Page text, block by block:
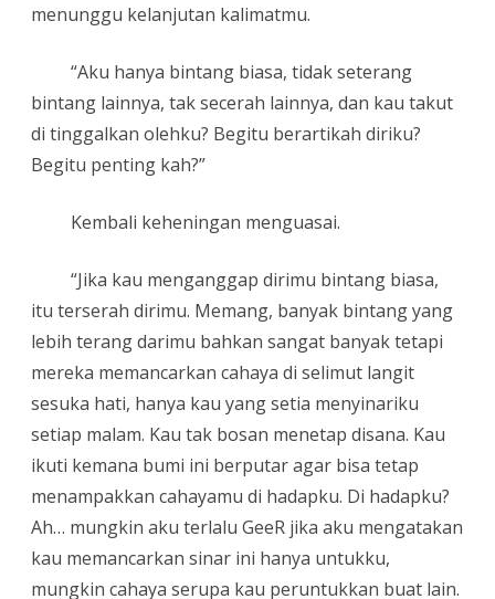
menunggu kelanjutan kalimatmu.
“Aku hanya bintang biasa, tidak seterang
bintang lainnya, tak secerah lainnya, dan kau takut
di tinggalkan olehku? Begitu berartikah diriku?
Begitu penting kah?”
Kembali keheningan menguasai.
“Jika kau menganggap dirimu bintang biasa,
itu terserah dirimu. Memang, banyak bintang yang
lebih terang darimu bahkan sangat banyak tetapi
mereka memancarkan cahaya di selimut langit
sesuka hati, hanya kau yang setia menyinariku
setiap malam. Kau tak bosan menetap disana. Kau
ikuti kemana bumi ini berputar agar bisa tetap
menampakkan cahayamu di hadapku. Di hadapku?
Ah… mungkin aku terlalu GeeR jika aku mengatakan
kau memancarkan sinar ini hanya untukku,
mungkin cahaya serupa kau peruntukkan buat lain.